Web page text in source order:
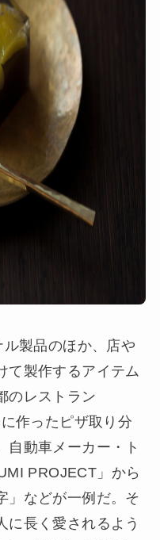
製品のほか、店や
て製作するアイテム
のレストラン
作ったピザ取り分
自動車メーカー・ト
PROJECT」から
」などが一例だ。そ
に長く愛されるよう